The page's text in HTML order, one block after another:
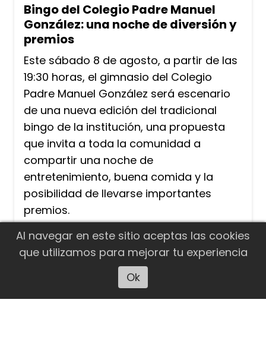
Bingo del Colegio Padre Manuel
González: una noche de diversión y
premios
Este sábado 8 de agosto, a partir de las
19:30 horas, el gimnasio del Colegio
Padre Manuel González será escenario
de una nueva edición del tradicional
bingo de la institución, una propuesta
que invita a toda la comunidad a
compartir una noche de
entretenimiento, buena comida y la
posibilidad de llevarse importantes
premios.
Al navegar en este sitio aceptas las cookies
que utilizamos para mejorar tu experiencia
Ok